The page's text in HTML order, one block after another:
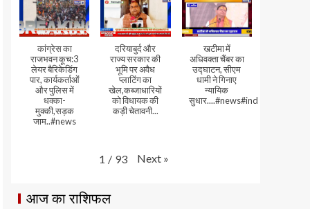
कांग्रेस का
राजभवन कूच:3
लेयर बैरिकेडिंग
पार, कार्यकर्ताओं
और पुलिस में
धक्का-
मुक्की,सड़क
जाम..#news
दरियाबुर्द और
राज्य सरकार की
भूमि पर अवैध
प्लाटिंग का
खेल,कब्जाधारियों
को विधायक की
कड़ी चेतावनी...
खटीमा में
अधिवक्ता चैंबर का
उद्घाटन, सीएम
धामी ने गिनाए
न्यायिक
सुधार....#news#india#video
1 / 93 Next »
आज का राशिफल